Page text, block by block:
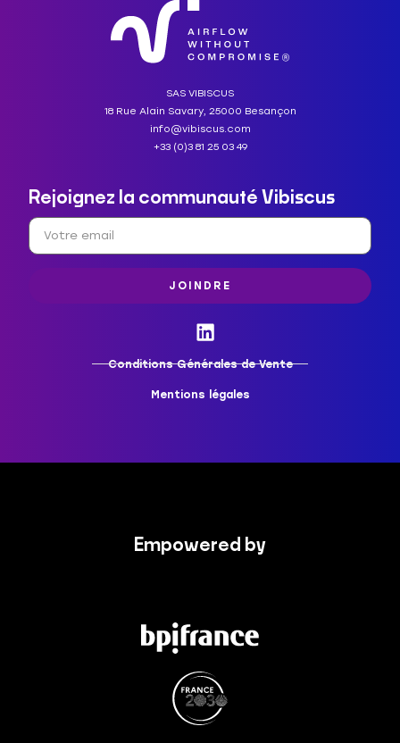
SAS VIBISCUS
18 Rue Alain Savary, 25000 Besançon
info@vibiscus.com
+33 (0)3 81 25 03 49
Rejoignez la communauté Vibiscus
JOINDRE
Conditions Générales de Vente
Mentions légales
Empowered by